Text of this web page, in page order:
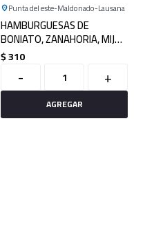
Punta del este Maldonado Lausana
HAMBURGUESAS DE
BONIATO, ZANAHORIA, MIJO
Y HONGOS X 4
$310
- +